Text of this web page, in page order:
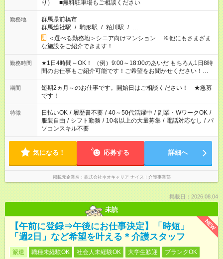
り） ■無料駐車場もご相談ください
勤務地
群馬県前橋市
群馬総社駅 / 駒形駅 / 粕川駅 / …
＜選べる勤務地＞シニア向けマンション ※他にもさまざま
な施設をご紹介できます！
勤務時間
★1日4時間～OK！ （例）9:00～18:00のあいだ もちろん1日8時
間のお仕事もご紹介可能です！ご希望をお聞かせください！★家
庭の都合でお休みが必要な場合も遠慮なくご相談ください。 ※
週最低15時間以上の勤務が必要です
期間
短期2ヵ月～のお仕事です。開始日はご相談ください！ ★急募
です！
特徴 日払いOK / 履歴書不要 / 40～50代活躍中 / 副業・WワークOK /
服装自由 / シフト勤務 / 10名以上の大量募集 / 電話対応なし / パ
ソコンスキル不要
気になる！ 応募する 詳細へ
掲載元企業名 株式会社ネオキャリア ナイス！介護事業部
掲載日：2026.08.04
未読
NEW
【午前に登録⇒午後にお仕事決定】「時短」
「週2日」など希望を叶える＊介護スタッフ
派遣 職種未経験OK 社会人未経験OK 大学生歓迎
ブランクOK